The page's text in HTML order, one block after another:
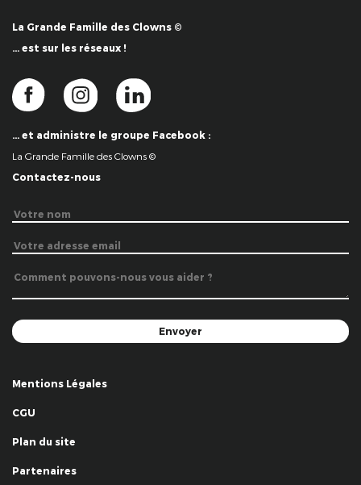
La Grande Famille des Clowns ©
… est sur les réseaux !
… et administre le groupe Facebook :
La Grande Famille des Clowns ©
Contactez-nous
Mentions Légales
CGU
Plan du site
Partenaires